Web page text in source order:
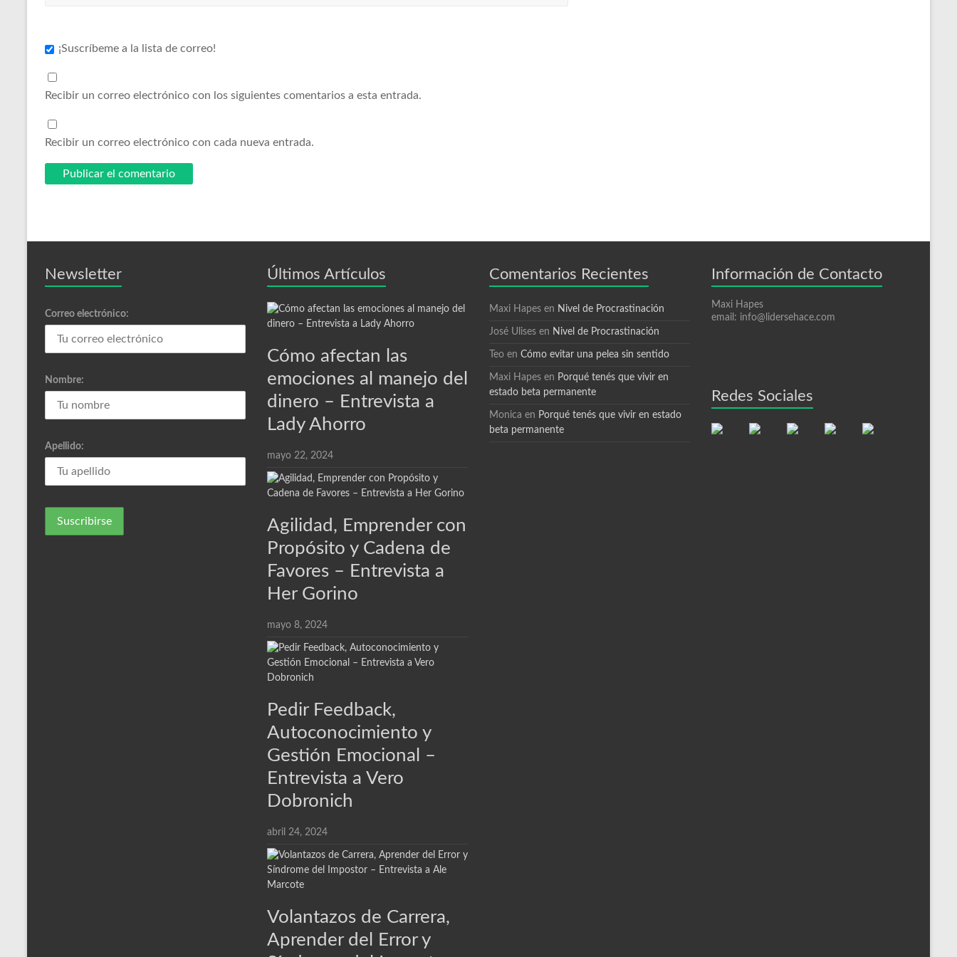
¡Suscríbeme a la lista de correo!
Recibir un correo electrónico con los siguientes comentarios a esta entrada.
Recibir un correo electrónico con cada nueva entrada.
Newsletter
Correo electrónico:
Nombre:
Apellido:
Últimos Artículos
Cómo afectan las
emociones al manejo del
dinero – Entrevista a
Lady Ahorro
mayo 22, 2024
Agilidad, Emprender con
Propósito y Cadena de
Favores – Entrevista a
Her Gorino
mayo 8, 2024
Pedir Feedback,
Autoconocimiento y
Gestión Emocional –
Entrevista a Vero
Dobronich
abril 24, 2024
Volantazos de Carrera,
Aprender del Error y
Comentarios Recientes
Maxi Hapes en Nivel de Procrastinación
José Ulises en Nivel de Procrastinación
Teo en Cómo evitar una pelea sin sentido
Maxi Hapes en Porqué tenés que vivir en
estado beta permanente
Monica en Porqué tenés que vivir en estado
beta permanente
Información de Contacto
Maxi Hapes
email: info@lidersehace.com
Redes Sociales